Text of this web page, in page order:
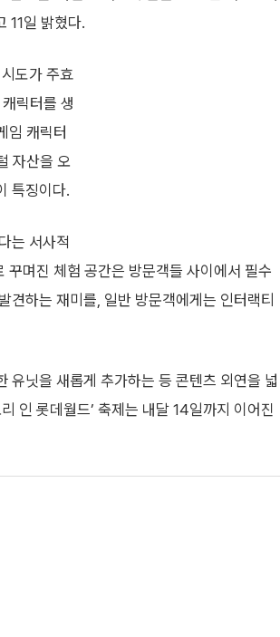
11일 밝혔다.
도가 주효
릭터를 생
임 캐릭터
자산을 오
특징이다.
는 서사적
며진 체험 공간은 방문객들 사이에서 필수
견하는 재미를, 일반 방문객에게는 인터랙티
유닛을 새롭게 추가하는 등 콘텐츠 외연을 넓
인 롯데월드’ 축제는 내달 14일까지 이어진